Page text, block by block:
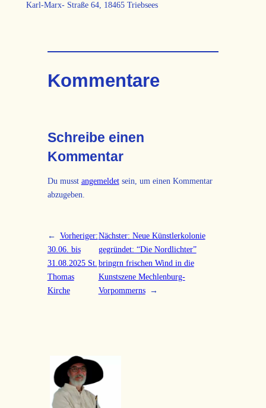
Karl-Marx- Straße 64, 18465 Triebsees
Kommentare
Schreibe einen
Kommentar
Du musst angemeldetsein, um einen Kommentar
abzugeben.
← Vorheriger:
30.06. bis
31.08.2025 St.
Thomas
Kirche
Nächster: Neue Künstlerkolonie
gegründet: “Die Nordlichter”
bringrn frischen Wind in die
Kunstszene Mechlenburg-
Vorpommerns →